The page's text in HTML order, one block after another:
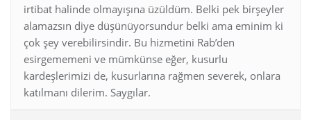
irtibat halinde olmayışına üzüldüm. Belki pek birşeyler
alamazsın diye düşünüyorsundur belki ama eminim ki
çok şey verebilirsindir. Bu hizmetini Rab’den
esirgememeni ve mümkünse eğer, kusurlu
kardeşlerimizi de, kusurlarına rağmen severek, onlara
katılmanı dilerim. Saygılar.